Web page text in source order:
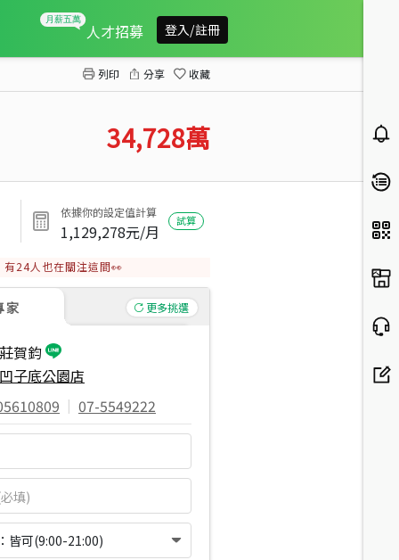
人才招募 登入/註冊
列印 分享 收藏
34,728萬
依據你的設定值計算
1,129,278元/月
試算
有24人也在關注這間👀
家 更多挑選
莊賀鈞
凹子底公園店
| 07-5549222
皆可(9:00-21:00)